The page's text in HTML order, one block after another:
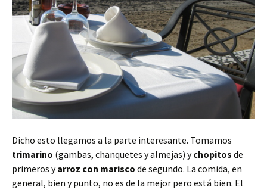
Dicho esto llegamos a la parte interesante. Tomamos
trimarino (gambas, chanquetes y almejas) ychopitos de
primeros yarroz con marisco de segundo. La comida, en
general, bien y punto, no es de la mejor pero está bien. El